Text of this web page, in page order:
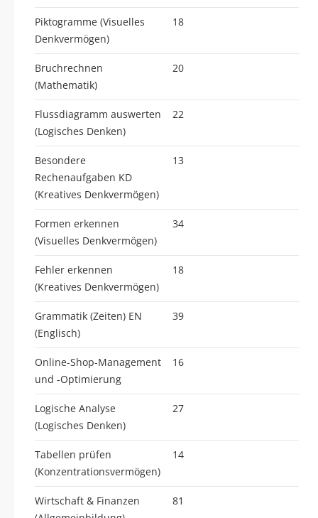
Piktogramme (Visuelles
Denkvermögen)
18
Bruchrechnen
(Mathematik)
20
Flussdiagramm auswerten
(Logisches Denken)
22
Besondere
Rechenaufgaben KD
(Kreatives Denkvermögen)
13
Formen erkennen
(Visuelles Denkvermögen)
34
Fehler erkennen
(Kreatives Denkvermögen)
18
Grammatik (Zeiten) EN
(Englisch)
39
Online-Shop-Management
und -Optimierung
16
Logische Analyse
(Logisches Denken)
27
Tabellen prüfen
(Konzentrationsvermögen)
14
Wirtschaft & Finanzen
81